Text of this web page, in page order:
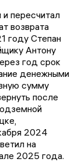
и пересчитал
возврата
году Степан
Антону
год срок
денежными
сумму
после
2024
на
2025 года.